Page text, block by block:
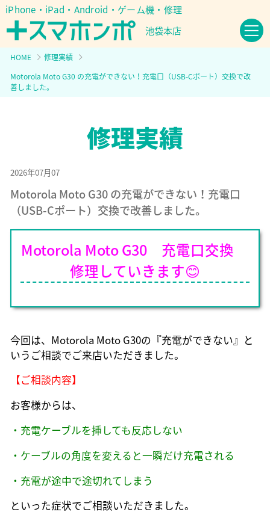
iPhone・iPad・Android・ゲーム機・修理
池袋本店
HOME
修理実績
Motorola Moto G30 の充電ができない！充電口（USB-Cポート）交換で改
善しました。
2026年07月07
Motorola Moto G30 の充電ができない！充電口
（USB-Cポート）交換で改善しました。
Motorola Moto G30 充電口交換
修理していきます😊
今回は、Motorola Moto G30の『充電ができない』と
いうご相談でご来店いただきました。
【ご相談内容】
お客様からは、
・充電ケーブルを挿しても反応しない
・ケーブルの角度を変えると一瞬だけ充電される
・充電が途中で途切れてしまう
といった症状でご相談いただきました。